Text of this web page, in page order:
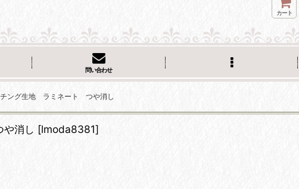
カート
問い合わせ
ング生地 ラミネート つや消し
消し [lmoda8381]